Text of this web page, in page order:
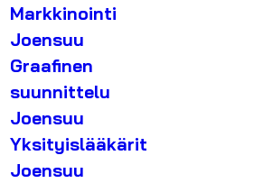
Markkinointi
Joensuu
Graafinen
suunnittelu
Joensuu
Yksityislääkärit
Joensuu